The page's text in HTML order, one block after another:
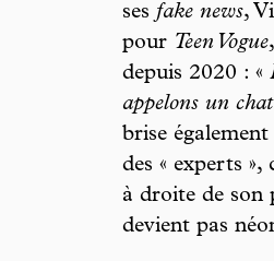
ses fake news,
pour Teen Vogue
depuis 2020 : «
appelons un
brise également
des « experts
à droite de son
devient pas